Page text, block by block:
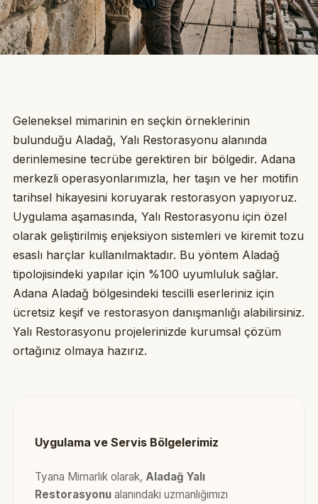
Geleneksel mimarinin en seçkin örneklerinin
bulunduğu Aladağ, Yalı Restorasyonu alanında
derinlemesine tecrübe gerektiren bir bölgedir. Adana
merkezli operasyonlarımızla, her taşın ve her motifin
tarihsel hikayesini koruyarak restorasyon yapıyoruz.
Uygulama aşamasında, Yalı Restorasyonu için özel
olarak geliştirilmiş enjeksiyon sistemleri ve kiremit tozu
esaslı harçlar kullanılmaktadır. Bu yöntem Aladağ
tipolojisindeki yapılar için %100 uyumluluk sağlar.
Adana Aladağ bölgesindeki tescilli eserleriniz için
ücretsiz keşif ve restorasyon danışmanlığı alabilirsiniz.
Yalı Restorasyonu projelerinizde kurumsal çözüm
ortağınız olmaya hazırız.
Uygulama ve Servis Bölgelerimiz
Tyana Mimarlık olarak, Aladağ Yalı
Restorasyonualanındaki uzmanlığımızı